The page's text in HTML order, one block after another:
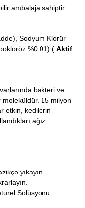
ambalaja sahiptir.
Sodyum Klorür
%0.01) ( Aktif
bakteri ve
15 milyon
etkin, kedilerin
ağız
yıkayın.
Solüsyonu